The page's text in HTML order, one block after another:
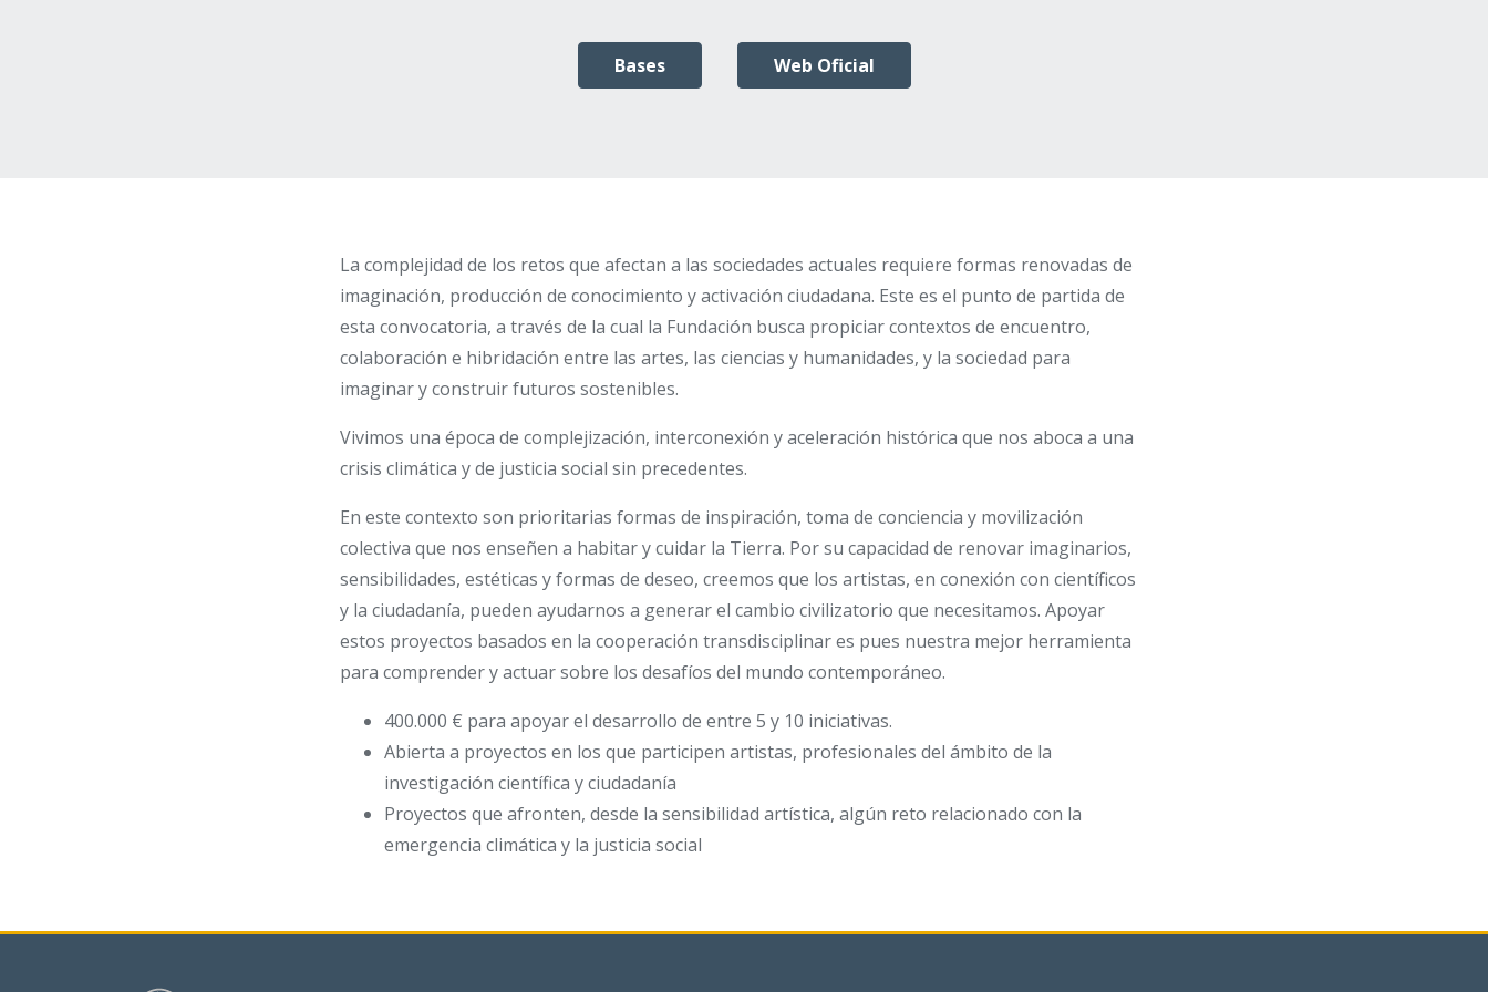
Bases Web Oficial
La complejidad de los retos que afectan a las sociedades actuales requiere formas renovadas de
imaginación, producción de conocimiento y activación ciudadana. Este es el punto de partida de
esta convocatoria, a través de la cual la Fundación busca propiciar contextos de encuentro,
colaboración e hibridación entre las artes, las ciencias y humanidades, y la sociedad para
imaginar y construir futuros sostenibles.
Vivimos una época de complejización, interconexión y aceleración histórica que nos aboca a una
crisis climática y de justicia social sin precedentes.
En este contexto son prioritarias formas de inspiración, toma de conciencia y movilización
colectiva que nos enseñen a habitar y cuidar la Tierra. Por su capacidad de renovar imaginarios,
sensibilidades, estéticas y formas de deseo, creemos que los artistas, en conexión con científicos
y la ciudadanía, pueden ayudarnos a generar el cambio civilizatorio que necesitamos. Apoyar
estos proyectos basados en la cooperación transdisciplinar es pues nuestra mejor herramienta
para comprender y actuar sobre los desafíos del mundo contemporáneo.
400.000 € para apoyar el desarrollo de entre 5 y 10 iniciativas.
Abierta a proyectos en los que participen artistas, profesionales del ámbito de la
investigación científica y ciudadanía
Proyectos que afronten, desde la sensibilidad artística, algún reto relacionado con la
emergencia climática y la justicia social